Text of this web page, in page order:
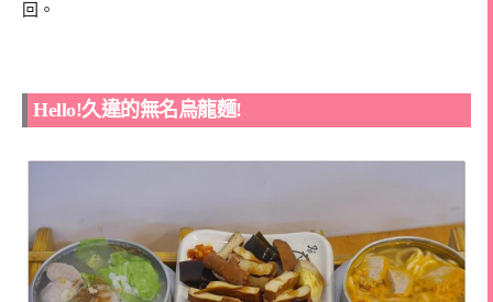
回。
Hello!久違的無名烏龍麵!